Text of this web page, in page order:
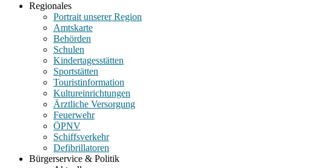
Regionales
Portrait unserer Region
Amtskarte
Behörden
Schulen
Kindertagesstätten
Sportstätten
Touristinformation
Kultureinrichtungen
Ärztliche Versorgung
Feuerwehr
ÖPNV
Schiffsverkehr
Defibrillatoren
Bürgerservice & Politik